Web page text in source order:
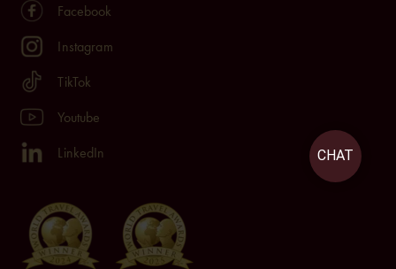
Facebook
Instagram
TikTok
Youtube
LinkedIn
CHAT